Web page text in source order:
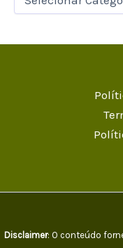
Disclaimer: O conteúdo